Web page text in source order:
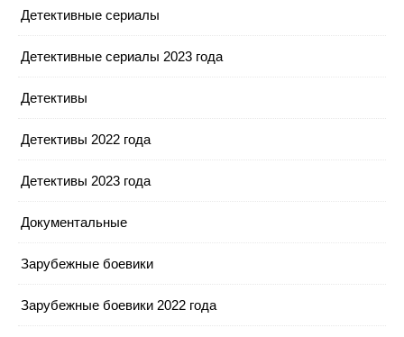
Детективные сериалы
Детективные сериалы 2023 года
Детективы
Детективы 2022 года
Детективы 2023 года
Документальные
Зарубежные боевики
Зарубежные боевики 2022 года